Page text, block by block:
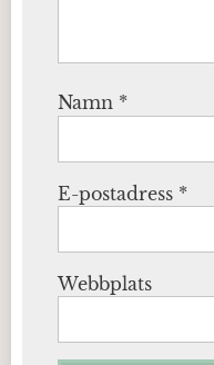
Namn *
E-postadress *
Webbplats